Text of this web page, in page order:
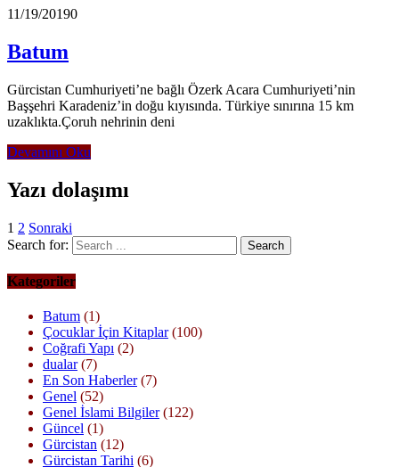
11/19/20190
Batum
Gürcistan Cumhuriyeti’ne bağlı Özerk Acara Cumhuriyeti’nin
Başşehri Karadeniz’in doğu kıyısında. Türkiye sınırına 15 km
uzaklıkta.Çoruh nehrinin deni
Devamını Oku
Yazı dolaşımı
1 2 Sonraki
Search for:
Kategoriler
Batum (1)
Çocuklar İçin Kitaplar(100)
Coğrafi Yapı (2)
dualar(7)
En Son Haberler(7)
Genel (52)
Genel İslami Bilgiler(122)
Güncel (1)
Gürcistan (12)
Gürcistan Tarihi (6)